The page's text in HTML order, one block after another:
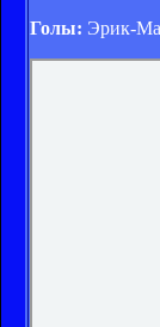
Голы: Эрик-